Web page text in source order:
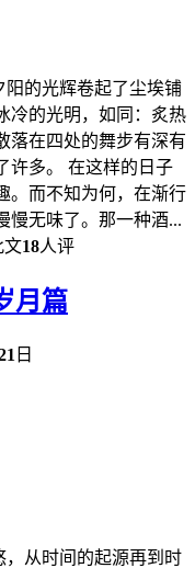
阳的光辉卷起了尘埃铺
冷的光明，如同：炙热
落在四处的舞步有深有
许多。 在这样的日子
。而不知为何，在渐行
慢无味了。那一种酒...
文18人评
月篇
日
，从时间的起源再到时